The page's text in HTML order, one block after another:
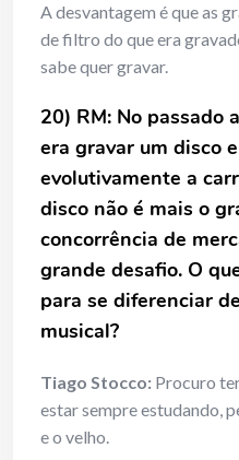
A desvantagem é que as
de filtro do que era
sabe quer gravar.
20) RM: No passado
era gravar um disco
evolutivamente a
disco não é mais o
concorrência de
grande desafio. O
para se diferenciar
musical?
Tiago Stocco: Procuro
estar sempre estudando,
e o velho.